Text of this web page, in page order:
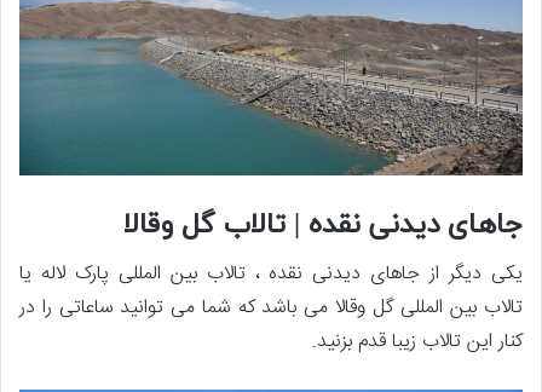
جاهای دیدنی نقده | تالاب گل وقالا
یکی دیگر از جاهای دیدنی نقده ، تالاب بین المللی پارک لاله یا
تالاب بین المللی گل وقالا می باشد که شما می توانید ساعاتی را در
کنار این تالاب زیبا قدم بزنید.